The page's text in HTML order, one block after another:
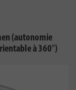
(autonomie
à 360°)